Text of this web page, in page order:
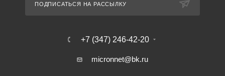
ПОДПИСАТЬСЯ НА РАССЫЛКУ
+7 (347) 246-42-20
micronnet@bk.ru